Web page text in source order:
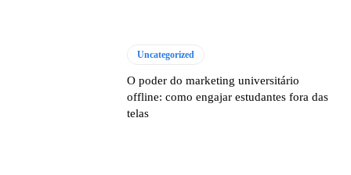
Uncategorized
O poder do marketing universitário
offline: como engajar estudantes fora das
telas